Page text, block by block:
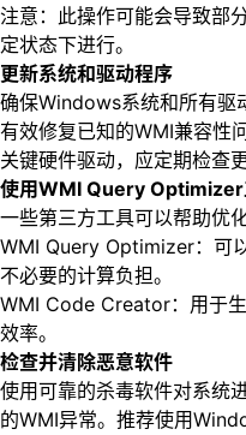
注意：此操作可能会导致部
定状态下进行。
更新系统和驱动程序
确保Windows系统和所有驱
有效修复已知的WMI兼容性
关键硬件驱动，应定期检查更
使用WMI Query Optimizer
一些第三方工具可以帮助优
WMI Query Optimizer：可
不必要的计算负担。
WMI Code Creator：用于
效率。
检查并清除恶意软件
使用可靠的杀毒软件对系统
的WMI异常。推荐使用